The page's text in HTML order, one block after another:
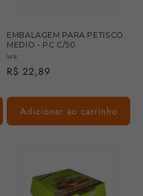
EMBALAGEM PARA PETISCO
MEDIO - PC C/50
Fornecedor:
WR
Preço
R$ 22,89
Adicionar ao carrinho